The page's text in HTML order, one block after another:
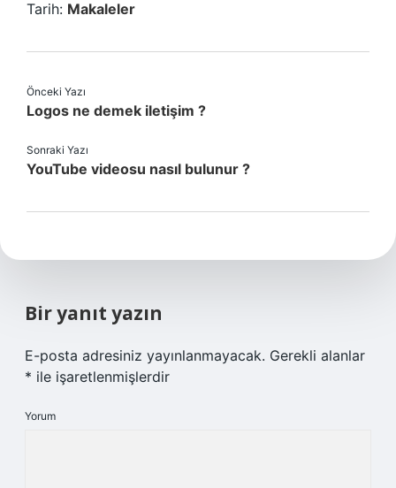
Tarih: Makaleler
Önceki Yazı
Logos ne demek iletişim ?
Sonraki Yazı
YouTube videosu nasıl bulunur ?
Bir yanıt yazın
E-posta adresiniz yayınlanmayacak. Gerekli alanlar
* ile işaretlenmişlerdir
Yorum